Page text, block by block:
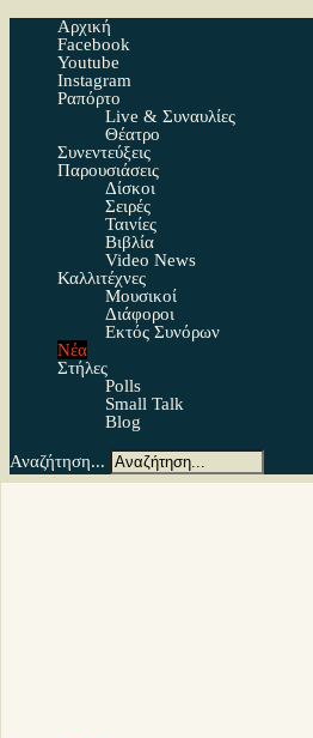
Αρχική
Facebook
Youtube
Instagram
Ραπόρτο
Live & Συναυλίες
Θέατρο
Συνεντεύξεις
Παρουσιάσεις
Δίσκοι
Σειρές
Ταινίες
Βιβλία
Video News
Καλλιτέχνες
Μουσικοί
Διάφοροι
Εκτός Συνόρων
Νέα
Στήλες
Polls
Small Talk
Blog
Αναζήτηση...